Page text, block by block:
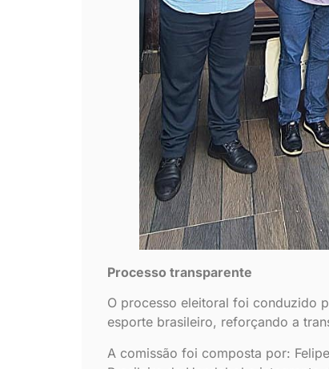
Processo transparente
O processo eleitoral foi conduzido
esporte brasileiro, reforçando a
A comissão foi composta por: